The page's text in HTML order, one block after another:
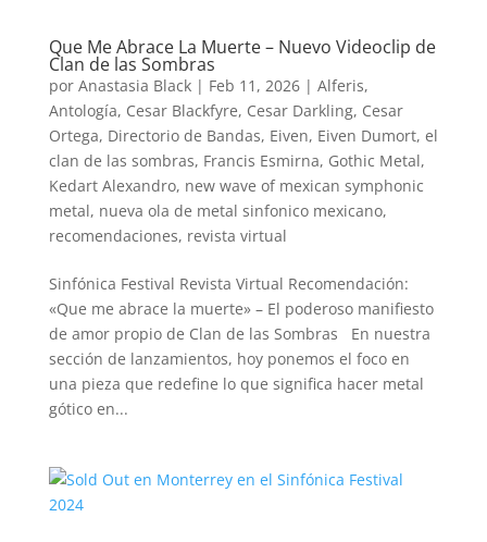
Que Me Abrace La Muerte – Nuevo Videoclip de
Clan de las Sombras
por Anastasia Black| Feb 11, 2026| Alferis,
Antología, Cesar Blackfyre, Cesar Darkling, Cesar
Ortega, Directorio de Bandas, Eiven, Eiven Dumort, el
clan de las sombras, Francis Esmirna, Gothic Metal,
Kedart Alexandro, new wave of mexican symphonic
metal, nueva ola de metal sinfonico mexicano,
recomendaciones, revista virtual
Sinfónica Festival Revista Virtual Recomendación:
«Que me abrace la muerte» – El poderoso manifiesto
de amor propio de Clan de las Sombras En nuestra
sección de lanzamientos, hoy ponemos el foco en
una pieza que redefine lo que significa hacer metal
gótico en...